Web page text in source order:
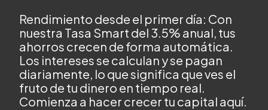
Rendimiento desde el primer día: Con
nuestra Tasa Smart del 3.5% anual, tus
ahorros crecen de forma automática.
Los intereses se calculan y se pagan
diariamente, lo que significa que ves el
fruto de tu dinero en tiempo real.
Comienza a hacer crecer tu capital aquí.